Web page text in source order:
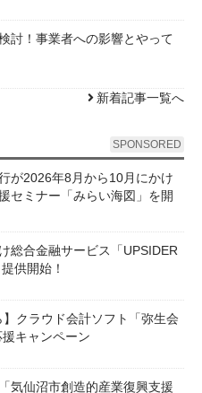
討！事業者への影響とやって
新着記事一覧へ
SPONSORED
が2026年8月から10月にかけ
セミナー「みらい海図」を開
総合金融サービス「UPSIDER
供開始！
】クラウド会計ソフト「弥生会
キャンペーン
気仙沼市創造的産業復興支援